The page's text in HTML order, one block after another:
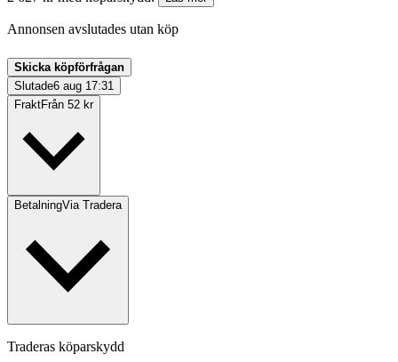
Annonsen avslutades utan köp
Skicka köpförfrågan
Slutade6 aug 17:31
FraktFrån 52 kr
BetalningVia Tradera
Traderas köparskydd